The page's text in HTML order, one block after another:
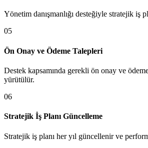
Yönetim danışmanlığı desteğiyle stratejik iş
05
Ön Onay ve Ödeme Talepleri
Destek kapsamında gerekli ön onay ve
yürütülür.
06
Stratejik İş Planı Güncelleme
Stratejik iş planı her yıl güncellenir ve